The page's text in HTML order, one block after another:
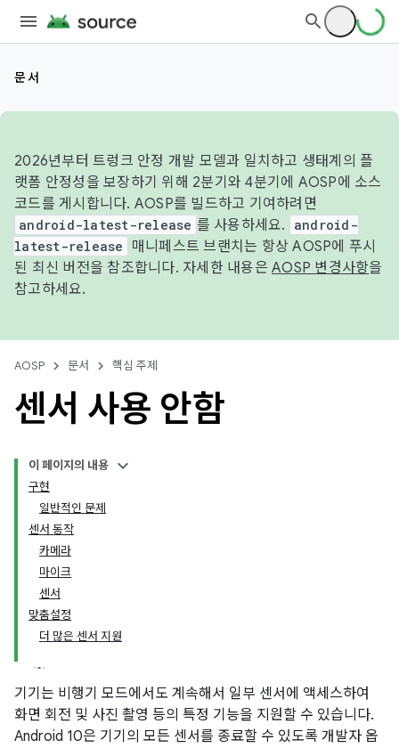
문서
2026년부터 트렁크 안정 개발 모델과 일치하고 생태계의 플
랫폼 안정성을 보장하기 위해 2분기와 4분기에 AOSP에 소스
코드를 게시합니다. AOSP를 빌드하고 기여하려면
android-latest-release 를 사용하세요.
android-
latest-release
매니페스트 브랜치는 항상 AOSP에 푸시
된 최신 버전을 참조합니다. 자세한 내용은 AOSP 변경사항을
참고하세요.
AOSP 문서 핵심 주제
센서 사용 안함
이 페이지의 내용
구현
일반적인 문제
센서 동작
카메라
마이크
센서
맞춤설정
더 많은 센서 지원
기기는 비행기 모드에서도 계속해서 일부 센서에 액세스하여
화면 회전 및 사진 촬영 등의 특정 기능을 지원할 수 있습니다.
Android 10은 기기의 모든 센서를 종료할 수 있도록 개발자 옵